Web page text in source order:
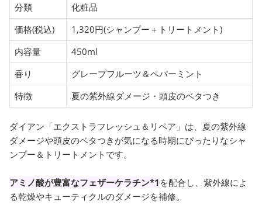
分類
化粧品
価格(税込)
1,320円(シャンプー＋トリートメント)
内容量
450ml
香り
グレープフルーツ＆ペパーミント
特徴
夏の紫外線ダメージ・頭皮のベタつき
ダイアン「エクストラフレッシュ＆リペア」は、夏の紫外線
ダメージや頭皮のベタつきが気になる時期にぴったりなシャ
ンプー＆トリートメントです。
アミノ酸が豊富なフェザーケラチン*1 を配合し、紫外線によ
る乾燥やキューティクルのダメージを補修。